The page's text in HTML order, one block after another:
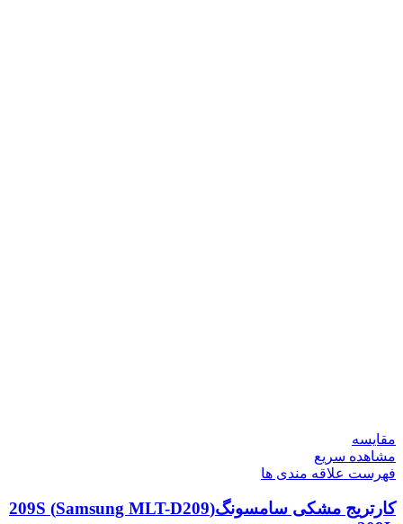
مقایسه
مشاهده سریع
فهرست علاقه مندی ها
کارتریج مشکی سامسونگ(Samsung MLT-D209) 209S